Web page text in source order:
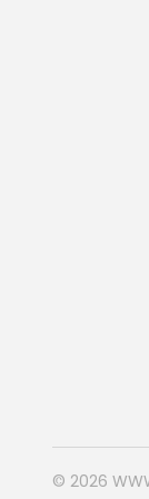
© 2026